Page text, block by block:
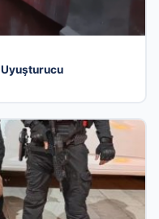
Uyuşturucu